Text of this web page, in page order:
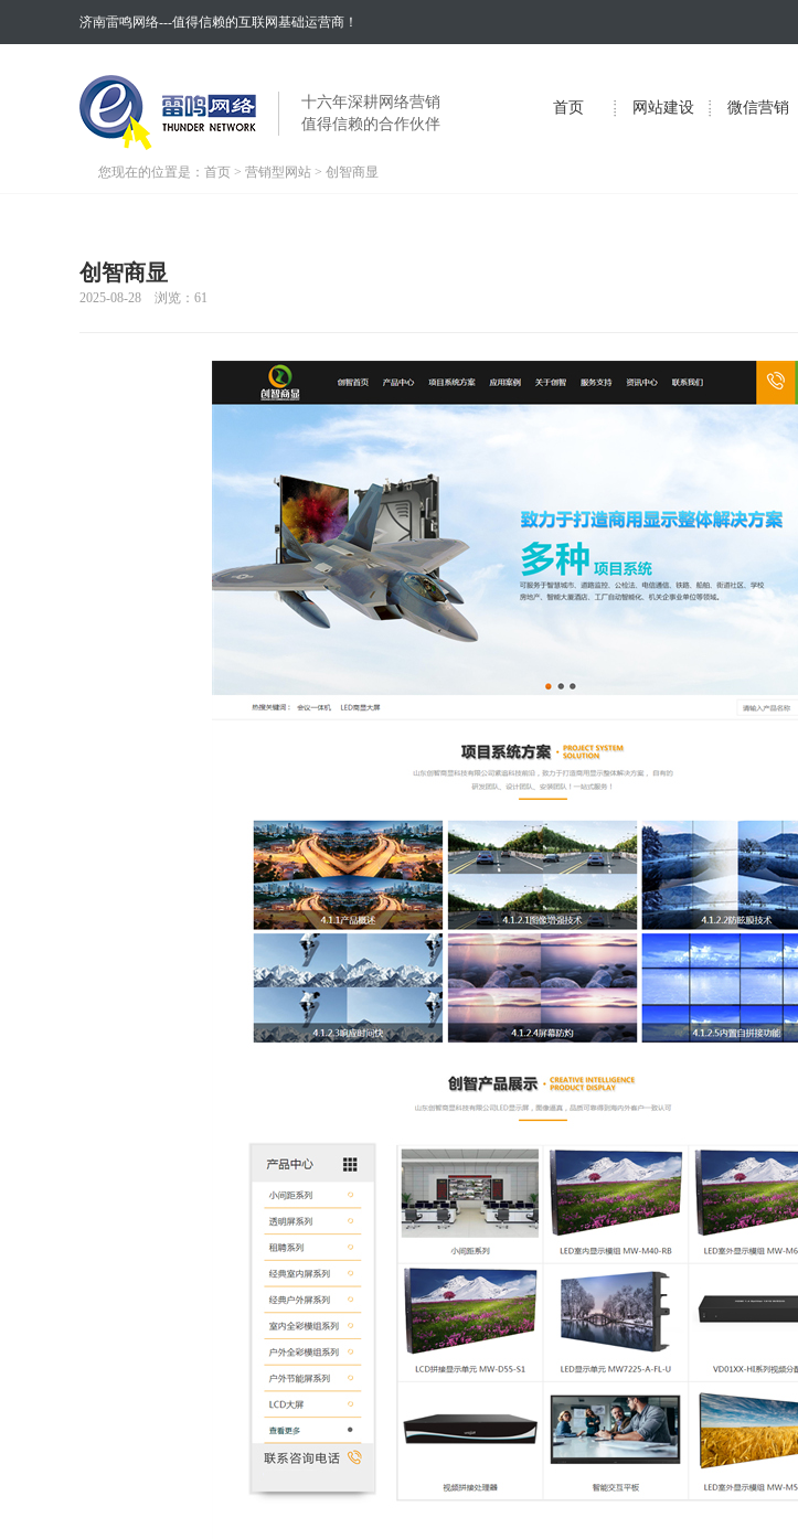
济南雷鸣网络---值得信赖的互联网基础运营商！
十六年深耕网络营销
值得信赖的合作伙伴
首页 网站建设 微信营销
您现在的位置是： 首页 > 营销型网站 > 创智商显
创智商显
2025-08-28 浏览： 61